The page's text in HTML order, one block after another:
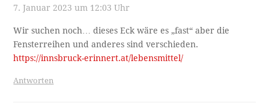
7. Januar 2023 um 12:03 Uhr
Wir suchen noch… dieses Eck wäre es „fast“ aber die
Fensterreihen und anderes sind verschieden.
https://innsbruck-erinnert.at/lebensmittel/
Antworten